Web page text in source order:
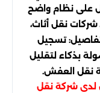
على نظام واضح
نقل أثاث،
تسجيل
بذكاء لتقليل
نقل العفش.
لدى شركة نقل